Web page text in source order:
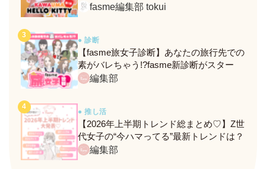
定メニュー＆グッズをレポ！
fasme編集部 tokui
● 診断
【fasme旅女子診断】あなたの旅行先での
素がバレちゃう!?fasme新診断がスター
ト！編集部
● 推し活
【2026年上半期トレンド総まとめ♡】Z世
代女子の“今ハマってる”最新トレンドは？
ネクストバズ予報もチェック♪
編集部